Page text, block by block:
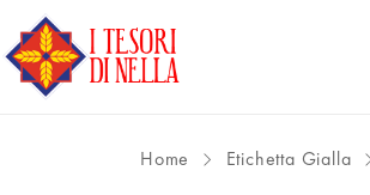
Home Etichetta Gialla